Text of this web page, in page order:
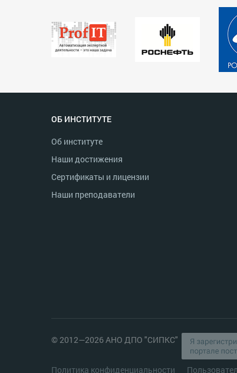
ОБ ИНСТИТУТЕ
Об институте
Наши достижения
Сертификаты и лицензии
Наши преподаватели
© 2012—2026 АНО ДПО "СИПКС"
Политика конфиденциальности